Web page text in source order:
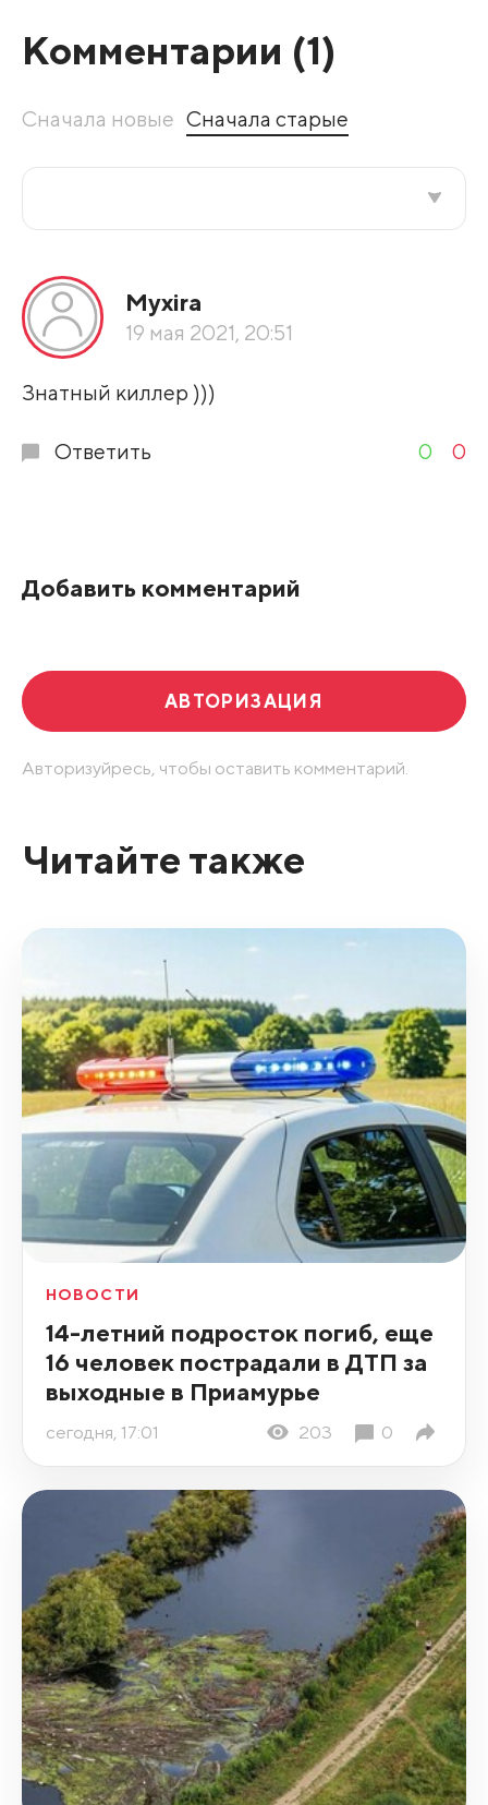
Комментарии (1)
Сначала новые Сначала старые
По рейтингу
Развернуть все
Myxira
19 мая 2021, 20:51
Знатный киллер )))
Ответить 0 0
Добавить комментарий
АВТОРИЗАЦИЯ
Авторизуйресь, чтобы оставить комментарий.
Читайте также
НОВОСТИ
14-летний подросток погиб, еще
16 человек пострадали в ДТП за
выходные в Приамурье
сегодня, 17:01 203 0